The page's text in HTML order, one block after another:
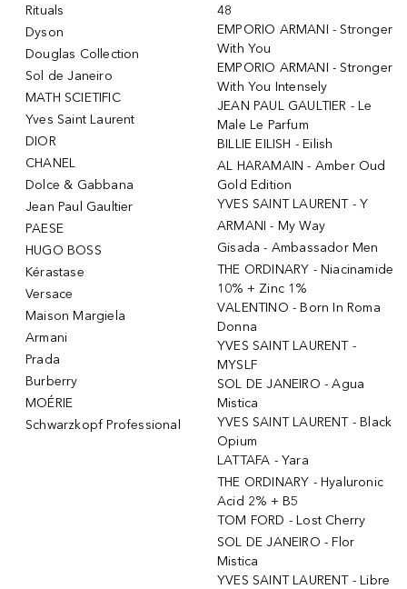
Rituals
Dyson
Douglas Collection
Sol de Janeiro
MATH SCIETIFIC
Yves Saint Laurent
DIOR
CHANEL
Dolce & Gabbana
Jean Paul Gaultier
PAESE
HUGO BOSS
Kérastase
Versace
Maison Margiela
Armani
Prada
Burberry
MOÉRIE
Schwarzkopf Professional
48
EMPORIO ARMANI - Stronger
With You
EMPORIO ARMANI - Stronger
With You Intensely
JEAN PAUL GAULTIER - Le
Male Le Parfum
BILLIE EILISH - Eilish
AL HARAMAIN - Amber Oud
Gold Edition
YVES SAINT LAURENT - Y
ARMANI - My Way
Gisada - Ambassador Men
THE ORDINARY - Niacinamide
10% + Zinc 1%
VALENTINO - Born In Roma
Donna
YVES SAINT LAURENT -
MYSLF
SOL DE JANEIRO - Agua
Mistica
YVES SAINT LAURENT - Black
Opium
LATTAFA - Yara
THE ORDINARY - Hyaluronic
Acid 2% + B5
TOM FORD - Lost Cherry
SOL DE JANEIRO - Flor
Mistica
YVES SAINT LAURENT - Libre